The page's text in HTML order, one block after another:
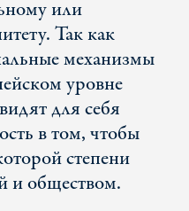
или
Так как
механизмы
уровне
для себя
в том, чтобы
степени
и обществом.